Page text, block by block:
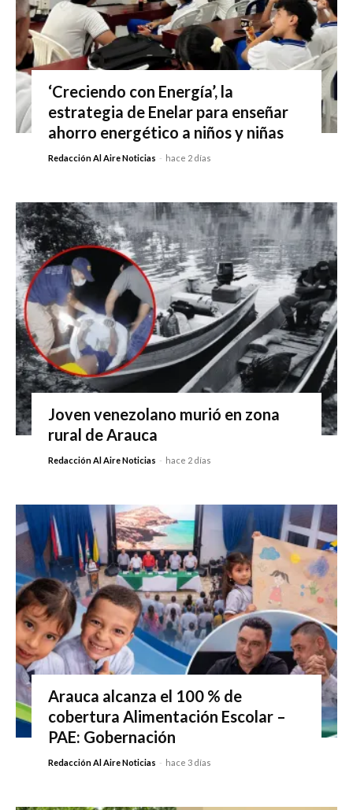
‘Creciendo con Energía’, la
estrategia de Enelar para enseñar
ahorro energético a niños y niñas
Redacción Al Aire Noticias - hace 2 días
Joven venezolano murió en zona
rural de Arauca
Redacción Al Aire Noticias - hace 2 días
Arauca alcanza el 100 % de
cobertura Alimentación Escolar –
PAE: Gobernación
Redacción Al Aire Noticias - hace 3 días